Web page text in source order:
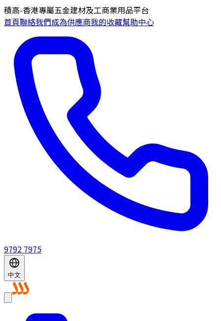
積高-香港專屬五金建材及工商業用品平台
首頁聯絡我們成為供應商我的收藏幫助中心
9792 7975
中文